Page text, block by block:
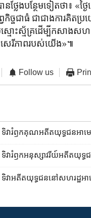
ថ្លែង​បន្ថែម​ទៀត​ថា៖‍ «ថ្
កិច្ច​ជា​ធំ ​ជាជាង​ការគិត​
ស្មោះស្ម័គ្រ​ដើម្បី​កសាង​
សេរីភាព​របស់​យើង‍»៕
Follow us
វា​រំឭកគុណ​អតីត​យុទ្ធជន​អាម
វា​រំឭកអនុស្សាវរីយ៍​​អតីត​យុទ្ធ
វា​អតីត​យុទ្ធជន​នៅ​សហរដ្ឋ​អ